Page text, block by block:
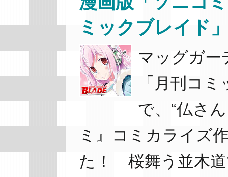
ミックブレイド
マッグガー
「月刊コ
で、“仏さ
ミ』コミカライズ
た！ 桜舞う並木